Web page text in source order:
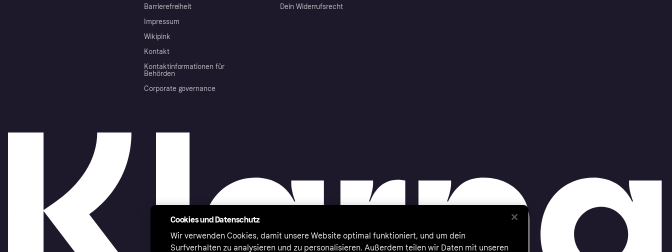
Barrierefreiheit
Impressum
Wikipink
Kontakt
Kontaktinformationen für
Behörden
Corporate governance
Dein Widerrufsrecht
Cookies und Datenschutz
Wir verwenden Cookies, damit unsere Website optimal funktioniert, und um dein
Surfverhalten zu analysieren und zu personalisieren. Außerdem teilen wir Daten mit unseren